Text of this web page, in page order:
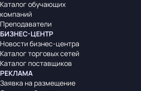
Каталог обучающих
компаний
Преподаватели
БИЗНЕС-ЦЕНТР
Новости бизнес-центра
Каталог торговых сетей
Каталог поставщиков
РЕКЛАМА
Заявка на размещение